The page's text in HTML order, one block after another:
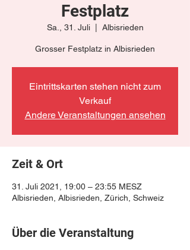
Festplatz
Sa., 31. Juli
  |
Albisrieden
Grosser Festplatz in Albisrieden
Eintrittskarten stehen nicht zum
Verkauf
Andere Veranstaltungen ansehen
Zeit & Ort
31. Juli 2021, 19:00 – 23:55 MESZ
Albisrieden, Albisrieden, Zürich, Schweiz
Über die Veranstaltung